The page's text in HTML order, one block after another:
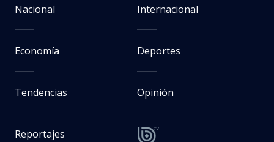
Nacional Internacional
Economía Deportes
Tendencias Opinión
Reportajes